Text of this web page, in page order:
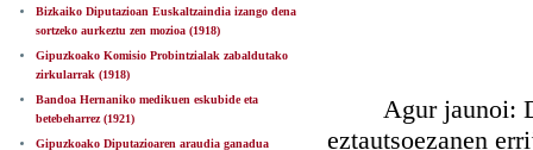
Bizkaiko Diputazioan Euskaltzaindia izango dena
sortzeko aurkeztu zen mozioa (1918)
Gipuzkoako Komisio Probintzialak zabaldutako
zirkularrak (1918)
Bandoa Hernaniko medikuen eskubide eta
betebeharrez (1921)
Gipuzkoako Diputazioaren araudia ganadua
Agur jaunoi:
eztautsoezanen